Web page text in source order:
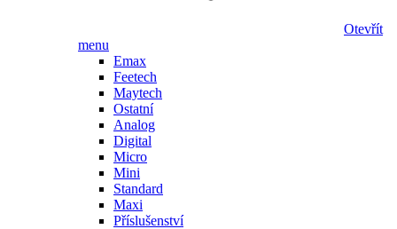
Otevřít
menu
Emax
Feetech
Maytech
Ostatní
Analog
Digital
Micro
Mini
Standard
Maxi
Příslušenství